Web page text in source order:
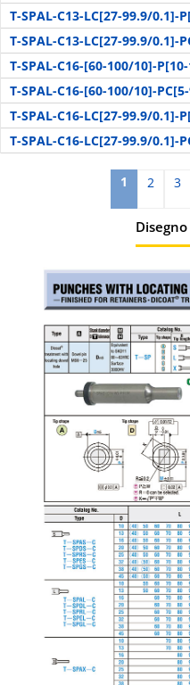
T-SPAL-C13-LC[27-99.9/0.1]-
T-SPAL-C13-LC[27-99.9/0.1]-
T-SPAL-C16-[60-100/10]-
T-SPAL-C16-[60-100/10]-
T-SPAL-C16-LC[27-99.9/0.1]-
T-SPAL-C16-LC[27-99.9/0.1]-
1 2 3